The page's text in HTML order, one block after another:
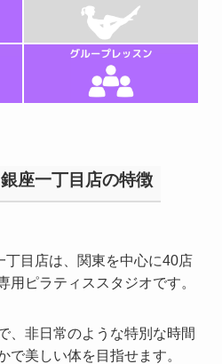
座一丁目店の特徴
丁目店は、関東を中心に40店
用ピラティススタジオです。
、非日常のような特別な時間
で美しい体を目指せます。